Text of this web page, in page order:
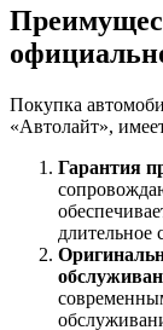
Покупка
«Автолайт»,
Гарантия
длительное